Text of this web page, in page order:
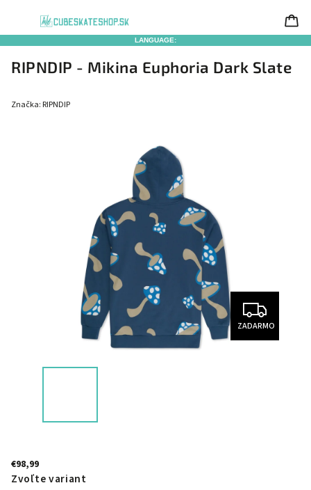
LANGUAGE:
RIPNDIP - Mikina Euphoria Dark Slate
Značka: RIPNDIP
ZADARMO
€98,99
Zvoľte variant